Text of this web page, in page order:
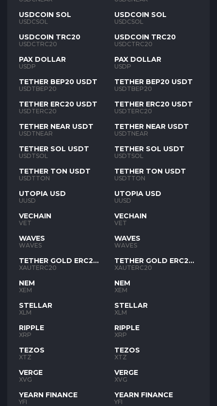
USDCOIN SOL
USDCSOL
USDCOIN TRC20
USDCTRC20
PAX DOLLAR
USDP
TETHER BEP20 USDT
USDTBEP20
TETHER ERC20 USDT
USDTERC20
TETHER NEAR USDT
USDTNEAR
TETHER SOL USDT
USDTSOL
TETHER TON USDT
USDTTON
UTOPIA USD
UUSD
VECHAIN
VET
WAVES
WAVES
TETHER GOLD ERC20
XAUT
XAUTERC20
NEM
XEM
STELLAR
XLM
RIPPLE
XRP
TEZOS
XTZ
VERGE
XVG
YEARN FINANCE
YFI
USDCOIN SOL
USDCSOL
USDCOIN TRC20
USDCTRC20
PAX DOLLAR
USDP
TETHER BEP20 USDT
USDTBEP20
TETHER ERC20 USDT
USDTERC20
TETHER NEAR USDT
USDTNEAR
TETHER SOL USDT
USDTSOL
TETHER TON USDT
USDTTON
UTOPIA USD
UUSD
VECHAIN
VET
WAVES
WAVES
TETHER GOLD ERC20
XAUT
XAUTERC20
NEM
XEM
STELLAR
XLM
RIPPLE
XRP
TEZOS
XTZ
VERGE
XVG
YEARN FINANCE
YFI